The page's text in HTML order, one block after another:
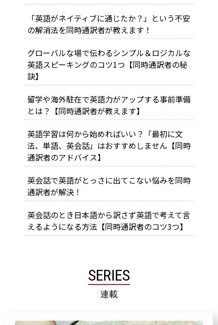
「英語がネイティブに通じたか？」という不安
の解消法を同時通訳者が教えます！
グローバルな場で伝わるシンプル＆ロジカルな
英語スピーキングのコツ1つ【同時通訳者の秘
訣】
留学や海外駐在で英語力がアップする事前準備
とは？【同時通訳者が教えます】
英語学習は何から始めればいい？「最初に文
法、単語、英会話」はおすすめしません【同時
通訳者のアドバイス】
英会話で英語がとっさに出てこない悩みを同時
通訳者が解決！
英会話のとき日本語から訳さず英語で考えて言
えるようになる方法【同時通訳者のコツ3つ】
SERIES
連載